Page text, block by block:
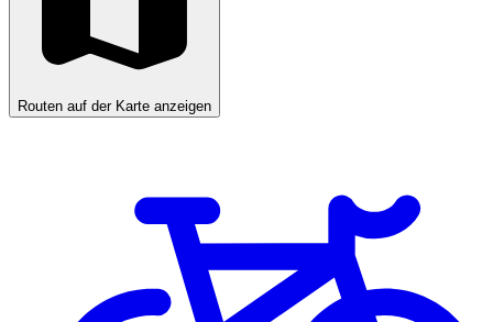
Routen auf der Karte anzeigen